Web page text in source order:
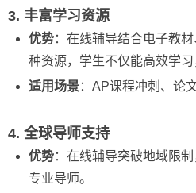
3. 丰富学习资源
优势：在线辅导结合电子教
种资源，学生不仅能高效学习
适用场景：AP课程冲刺、论
4. 全球导师支持
优势：在线辅导突破地域限
专业导师。